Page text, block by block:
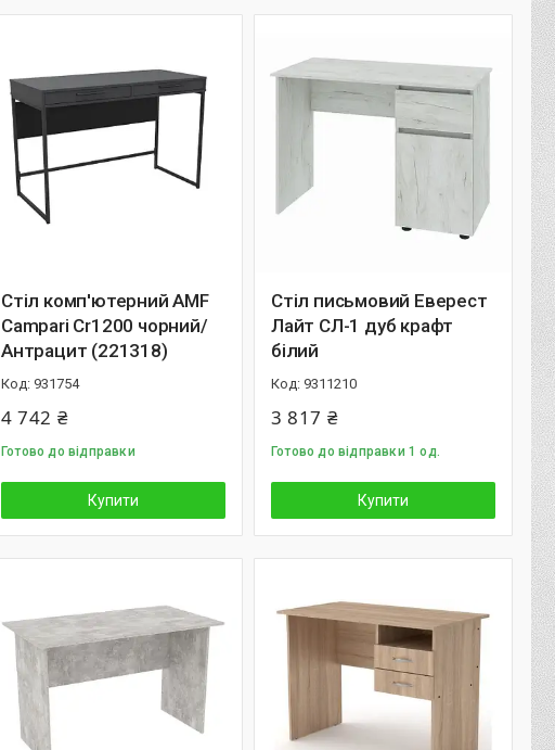
Стіл комп'ютерний AMF
Campari Cr1200 чорний/
Антрацит (221318)
931754
4 742 ₴
Готово до відправки
Купити
Стіл письмовий Еверест
Лайт СЛ-1 дуб крафт
білий
9311210
3 817 ₴
Готово до відправки 1 од.
Купити